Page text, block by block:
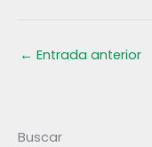
← Entrada anterior
Buscar